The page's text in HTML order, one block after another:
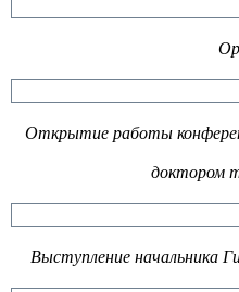
Открытие работы
доктором
Выступление начальника